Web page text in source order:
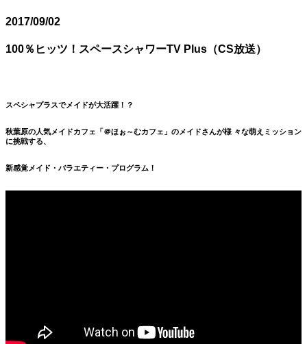
2017/09/02
100％ヒッツ！スペースシャワーTV Plus（CS放送）
スペシャプラスでメイドが大活躍！？
秋葉原の人気メイドカフェ「＠ほぉ～むカフェ」のメイドさんが様 々な萌えミッション
に挑戦する、
新感覚メイド・バラエティー・プログラム！